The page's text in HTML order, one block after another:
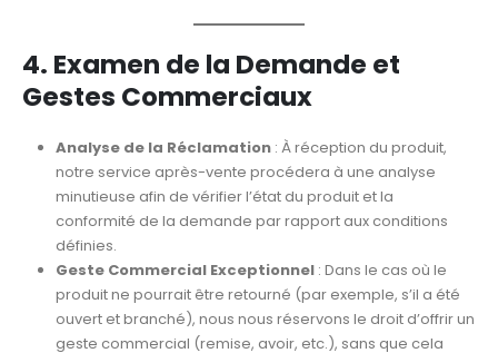
4. Examen de la Demande et
Gestes Commerciaux
Analyse de la Réclamation: À réception du produit,
notre service après-vente procédera à une analyse
minutieuse afin de vérifier l’état du produit et la
conformité de la demande par rapport aux conditions
définies.
Geste Commercial Exceptionnel: Dans le cas où le
produit ne pourrait être retourné (par exemple, s’il a été
ouvert et branché), nous nous réservons le droit d’offrir un
geste commercial (remise, avoir, etc.), sans que cela